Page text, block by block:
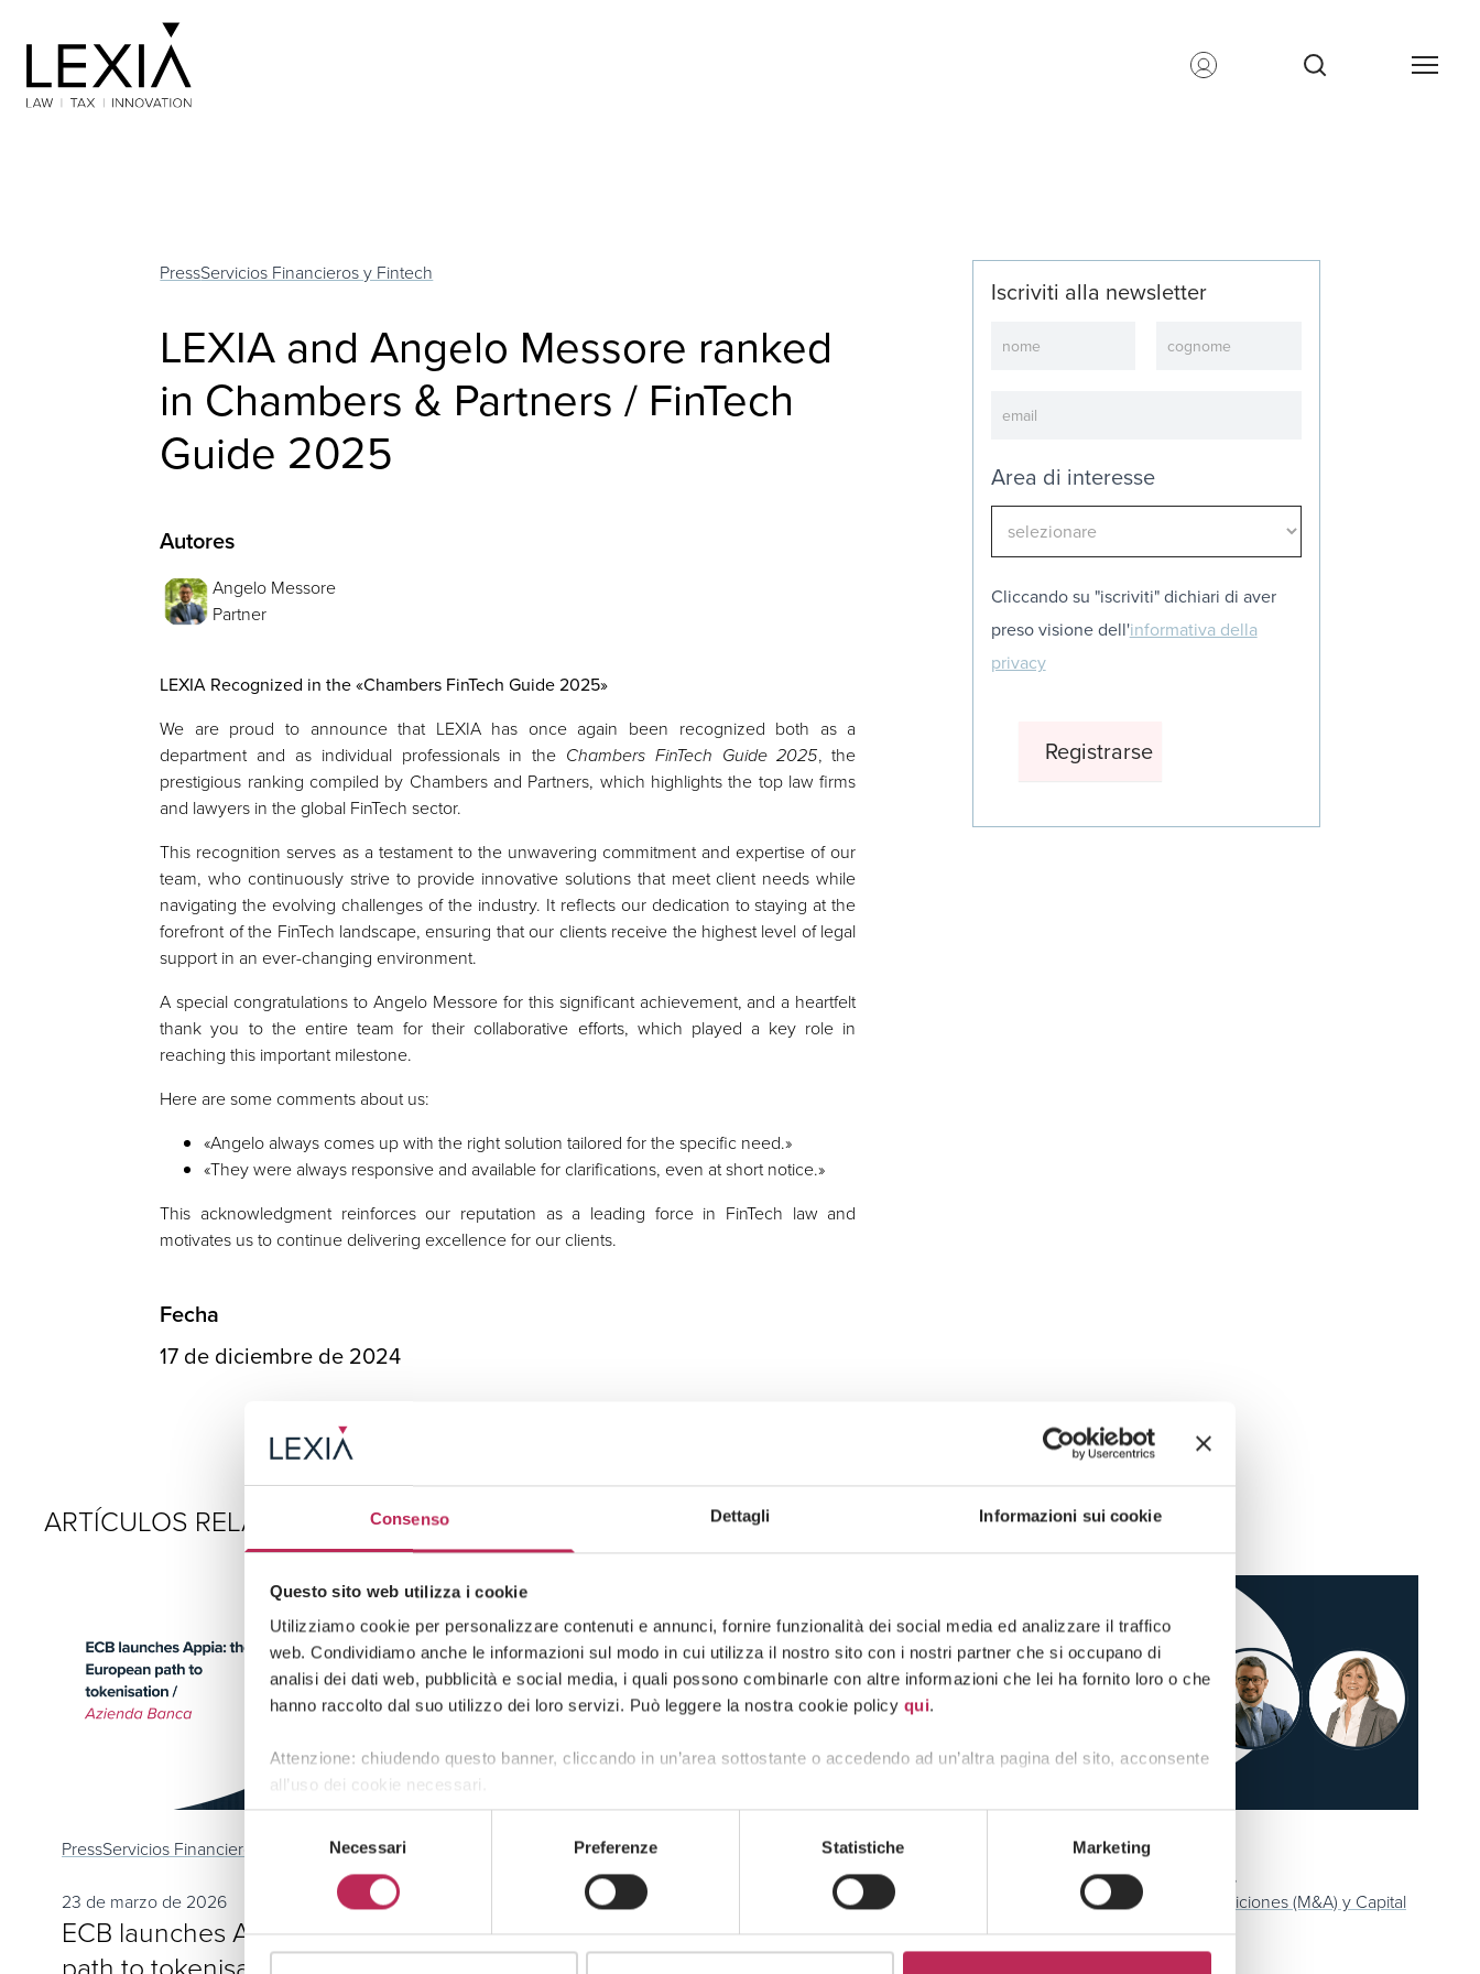
Consenso Dettagli Informazioni sui cookie
Questo sito web utilizza i cookie
Utilizziamo cookie per personalizzare contenuti e annunci, fornire funzionalità dei social media ed analizzare il traffico
web. Condividiamo anche le informazioni sul modo in cui utilizza il nostro sito con i nostri partner che si occupano di
analisi dei dati web, pubblicità e social media, i quali possono combinarle con altre informazioni che lei ha fornito loro o che
hanno raccolto dal suo utilizzo dei loro servizi. Può leggere la nostra cookie policy qui.
Attenzione: chiudendo questo banner, cliccando in un’area sottostante o accedendo ad un’altra pagina del sito, acconsente
all’uso dei cookie necessari.
Necessari Preferenze Statistiche Marketing
PressServicios Financieros y Fintech
LEXIA and Angelo Messore ranked
in Chambers & Partners / FinTech
Guide 2025
Iscriviti alla newsletter
Area di interesse
Cliccando su "iscriviti" dichiari di aver
preso visione dell'informativa della
privacy
Autores
Angelo Messore
Partner
LEXIA Recognized in the «Chambers FinTech Guide 2025»
We are proud to announce that LEXIA has once again been recognized both as a
department and as individual professionals in the Chambers FinTech Guide 2025, the
prestigious ranking compiled by Chambers and Partners, which highlights the top law firms
and lawyers in the global FinTech sector.
This recognition serves as a testament to the unwavering commitment and expertise of our
team, who continuously strive to provide innovative solutions that meet client needs while
navigating the evolving challenges of the industry. It reflects our dedication to staying at the
forefront of the FinTech landscape, ensuring that our clients receive the highest level of legal
support in an ever-changing environment.
A special congratulations to Angelo Messore for this significant achievement, and a heartfelt
thank you to the entire team for their collaborative efforts, which played a key role in
reaching this important milestone.
Here are some comments about us:
«Angelo always comes up with the right solution tailored for the specific need.»
«They were always responsive and available for clarifications, even at short notice.»
This acknowledgment reinforces our reputation as a leading force in FinTech law and
motivates us to continue delivering excellence for our clients.
Fecha
17 de diciembre de 2024
ARTÍCULOS RELACIONADOS
PressServicios Financieros y Fintech
23 de marzo de 2026
ECB launches Appia: the European
Servicios Financieros y Fintech
4 de agosto de 2025
Crypto and customs law:the
Servicios Financieros y Fintech,
Corporativo, Fusiones y Adquisiciones (M&A) y Capital
de Riesgo,
Regulación financiera y fintech